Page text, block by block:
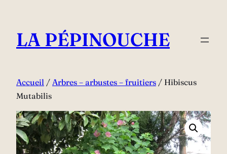
contenu
LA PÉPINOUCHE
Accueil / Arbres – arbustes – fruitiers / Hibiscus
Mutabilis